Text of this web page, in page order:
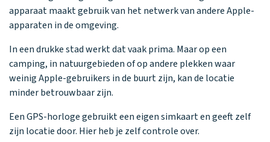
apparaat maakt gebruik van het netwerk van andere Apple-
apparaten in de omgeving.
In een drukke stad werkt dat vaak prima. Maar op een
camping, in natuurgebieden of op andere plekken waar
weinig Apple-gebruikers in de buurt zijn, kan de locatie
minder betrouwbaar zijn.
Een GPS-horloge gebruikt een eigen simkaart en geeft zelf
zijn locatie door. Hier heb je zelf controle over.